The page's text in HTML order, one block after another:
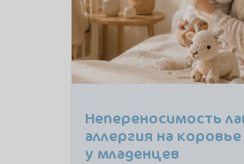
Непереносимость
аллергия на
у младенцев